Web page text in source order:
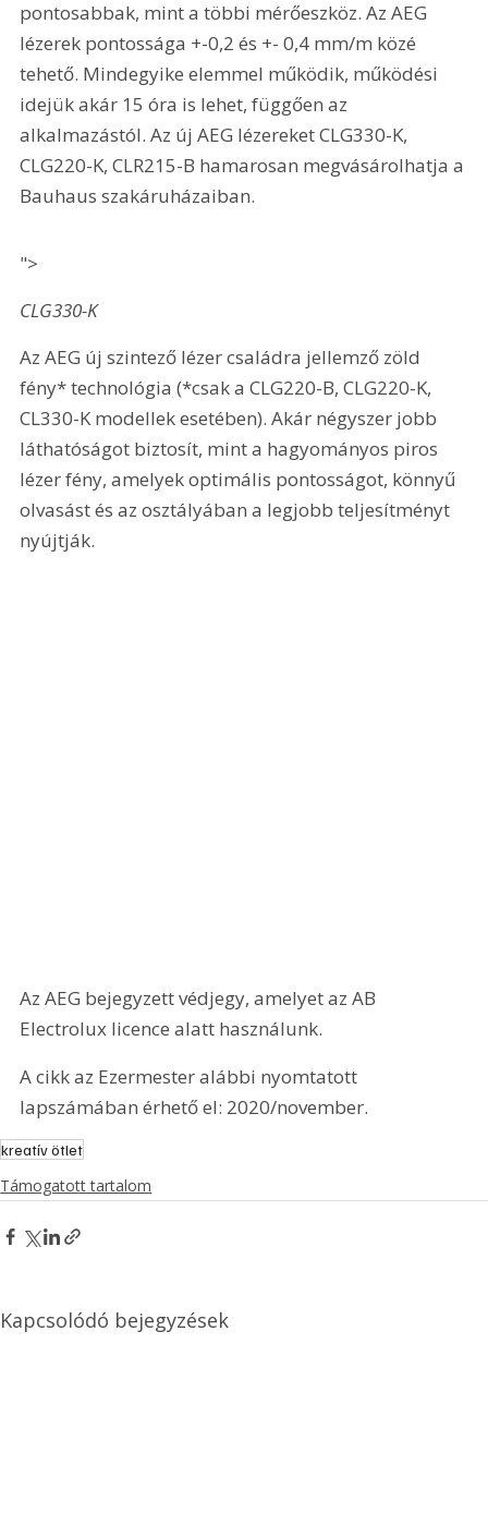
pontosabbak, mint a többi mérőeszköz. Az AEG
lézerek pontossága +-0,2 és +- 0,4 mm/m közé
tehető. Mindegyike elemmel működik, működési
idejük akár 15 óra is lehet, függően az
alkalmazástól. Az új AEG lézereket CLG330-K,
CLG220-K, CLR215-B hamarosan megvásárolhatja a
Bauhaus szakáruházaiban.
">
CLG330-K
Az AEG új szintező lézer családra jellemző zöld
fény* technológia (*csak a CLG220-B, CLG220-K,
CL330-K modellek esetében). Akár négyszer jobb
láthatóságot biztosít, mint a hagyományos piros
lézer fény, amelyek optimális pontosságot, könnyű
olvasást és az osztályában a legjobb teljesítményt
nyújtják.
Az AEG bejegyzett védjegy, amelyet az AB
Electrolux licence alatt használunk.
A cikk az Ezermester alábbi nyomtatott
lapszámában érhető el: 2020/november.
kreatív ötlet
Támogatott tartalom
Kapcsolódó bejegyzések